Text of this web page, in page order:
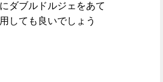
ダブル ドルジェをあて
しても良いでしょう